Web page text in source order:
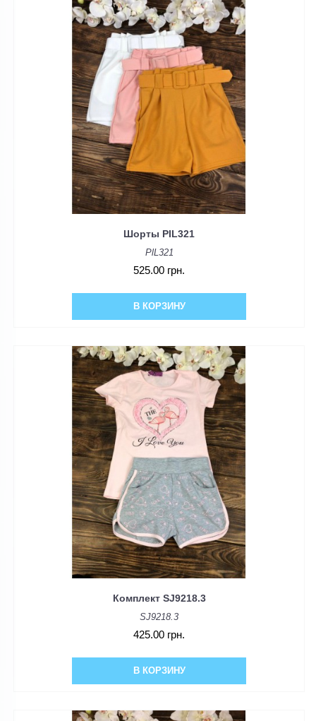
Шорты PIL321
PlL321
525.00 грн.
В КОРЗИНУ
Комплект SJ9218.3
SJ9218.3
425.00 грн.
В КОРЗИНУ